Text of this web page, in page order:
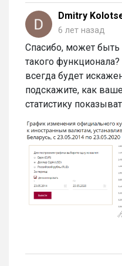
Dmitry
6 лет назад
Спасибо, может быть
такого функционала?
всегда будет
подскажите, как
статистику